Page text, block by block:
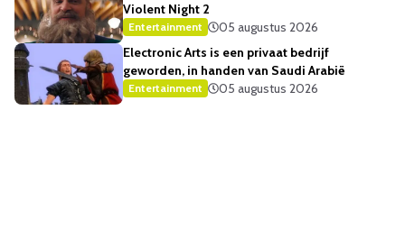
Violent Night 2
Entertainment
05 augustus 2026
Electronic Arts is een privaat bedrijf
geworden, in handen van Saudi Arabië
Entertainment 05 augustus 2026